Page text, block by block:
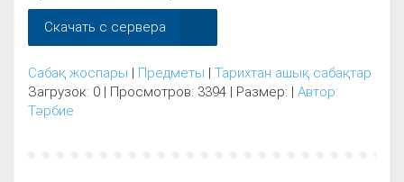
Скачать с сервера
Сабақ жоспары | Предметы | Тарихтан ашық сабақтар
Загрузок: 0 | Просмотров: 3394 | Размер: | Автор:
Тәрбие